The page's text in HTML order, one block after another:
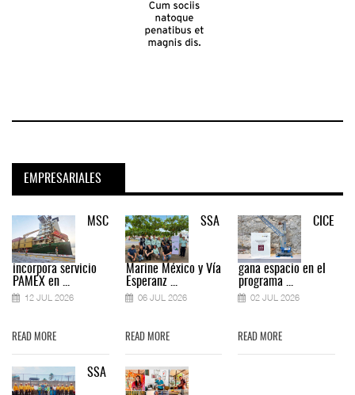
EMPRESARIALES
MSC
incorpora servicio
PAMEX en ...
12 JUL 2026
READ MORE
SSA
SSA
Marine México y Vía
Esperanz ...
06 JUL 2026
READ MORE
CICE
gana espacio en el
programa ...
02 JUL 2026
READ MORE